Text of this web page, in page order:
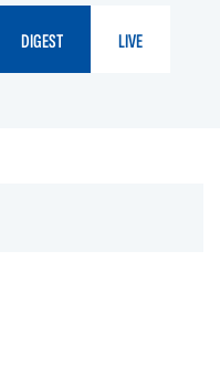
DIGEST LIVE